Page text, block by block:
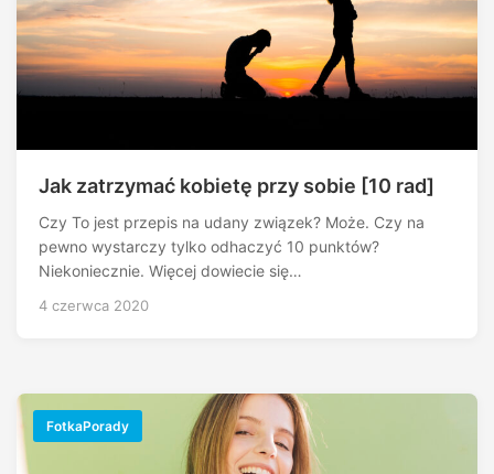
Jak zatrzymać kobietę przy sobie [10 rad]
Czy To jest przepis na udany związek? Może. Czy na
pewno wystarczy tylko odhaczyć 10 punktów?
Niekoniecznie. Więcej dowiecie się…
4 czerwca 2020
FotkaPorady